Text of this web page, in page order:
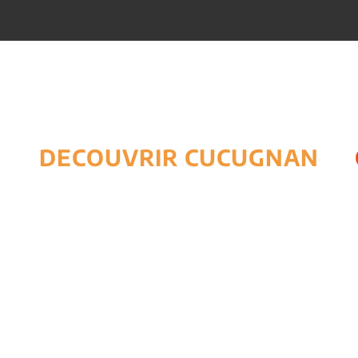
DECOUVRIR CUCUGNAN